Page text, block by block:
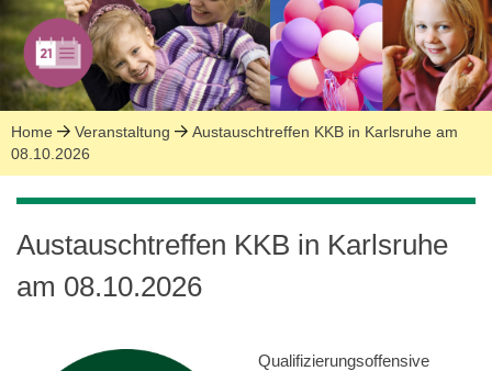
Home Veranstaltung
Austauschtreffen KKB in Karlsruhe am
08.10.2026
Austauschtreffen KKB in Karlsruhe
am 08.10.2026
Qualifizierungsoffensive